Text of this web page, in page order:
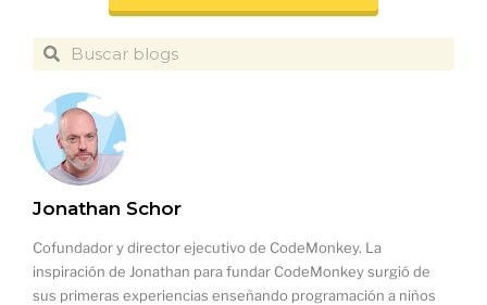
Jonathan Schor
Cofundador y director ejecutivo de CodeMonkey. La
inspiración de Jonathan para fundar CodeMonkey surgió de
sus primeras experiencias enseñando programación a niños